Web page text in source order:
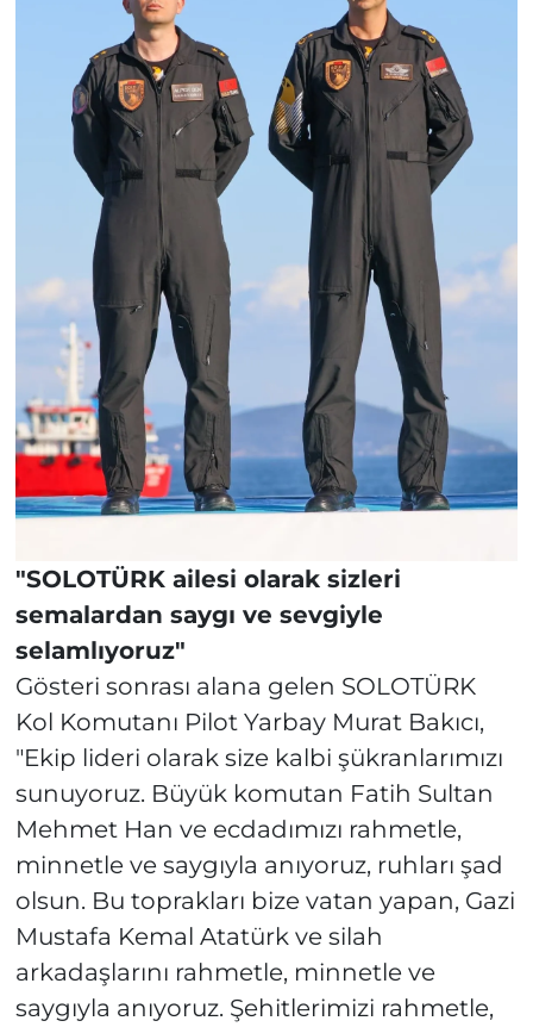
"SOLOTÜRK ailesi olarak sizleri
semalardan saygı ve sevgiyle
selamlıyoruz"
Gösteri sonrası alana gelen SOLOTÜRK
Kol Komutanı Pilot Yarbay Murat Bakıcı,
"Ekip lideri olarak size kalbi şükranlarımızı
sunuyoruz. Büyük komutan Fatih Sultan
Mehmet Han ve ecdadımızı rahmetle,
minnetle ve saygıyla anıyoruz, ruhları şad
olsun. Bu toprakları bize vatan yapan, Gazi
Mustafa Kemal Atatürk ve silah
arkadaşlarını rahmetle, minnetle ve
saygıyla anıyoruz. Şehitlerimizi rahmetle,